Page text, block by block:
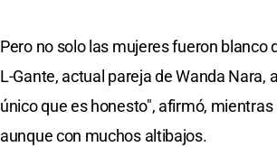
Pero no solo las mujeres fueron
L-Gante, actual pareja de Wanda Nara,
único que es honesto", afirmó,
aunque con muchos altibajos.